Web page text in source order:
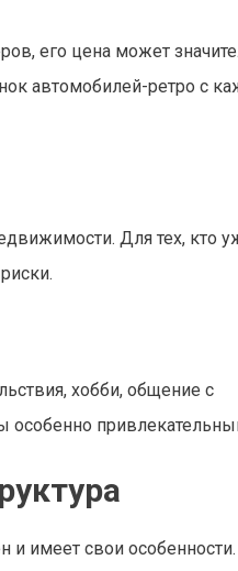
его цена может
автомобилей-ретро с
Для тех, кто
хобби, общение с
особенно
и имеет свои особенности.